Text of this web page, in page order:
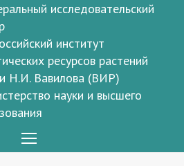
исследовательский
институт
ресурсов растений
Н.И. Вавилова (ВИР)
науки и высшего